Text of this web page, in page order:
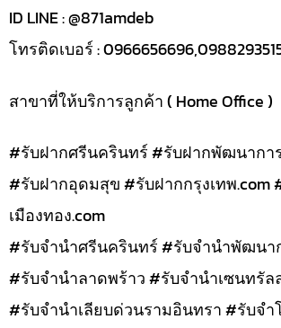
ID LINE : @871amdeb
โทรติดเบอร์ :
สาขาที่ให้บริการลูกค้า ( Home Office )
#รับฝากศรีนครินทร์ #รับฝากพัฒนากา
#รับฝากอุดมสุข #รับฝากกรุงเทพ.com
เมืองทอง.com
#รับจำนำศรีนครินทร์ #รับจำนำพัฒนา
#รับจำนำลาดพร้าว #รับจำนำเซนทรัล
#รับจำนำเลียบด่วนรามอินทรา #รับจ